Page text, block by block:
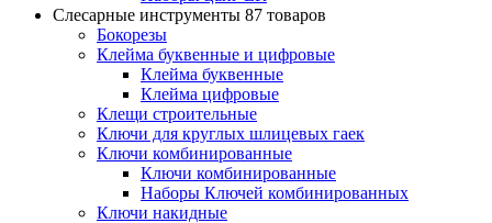
Слесарные инструменты 87 товаров
Бокорезы
Клейма буквенные и цифровые
Клейма буквенные
Клейма цифровые
Клещи строительные
Ключи для круглых шлицевых гаек
Ключи комбинированные
Ключи комбинированные
Наборы Ключей комбинированных
Ключи накидные